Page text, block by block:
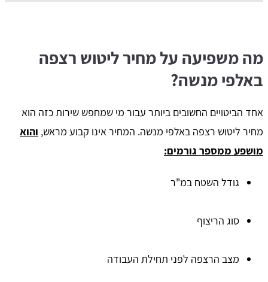
מה משפיעה על מחיר ליטוש רצפה
באלפי מנשה?
אחד הביטויים החשובים ביותר עבור מי שמחפש שירות כזה הוא
מחיר ליטוש רצפה באלפי מנשה. המחיר אינו קבוע מראש, והוא
מושפע ממספר גורמים:
גודל השטח במ"ר
סוג הריצוף
מצב הרצפה לפני תחילת העבודה